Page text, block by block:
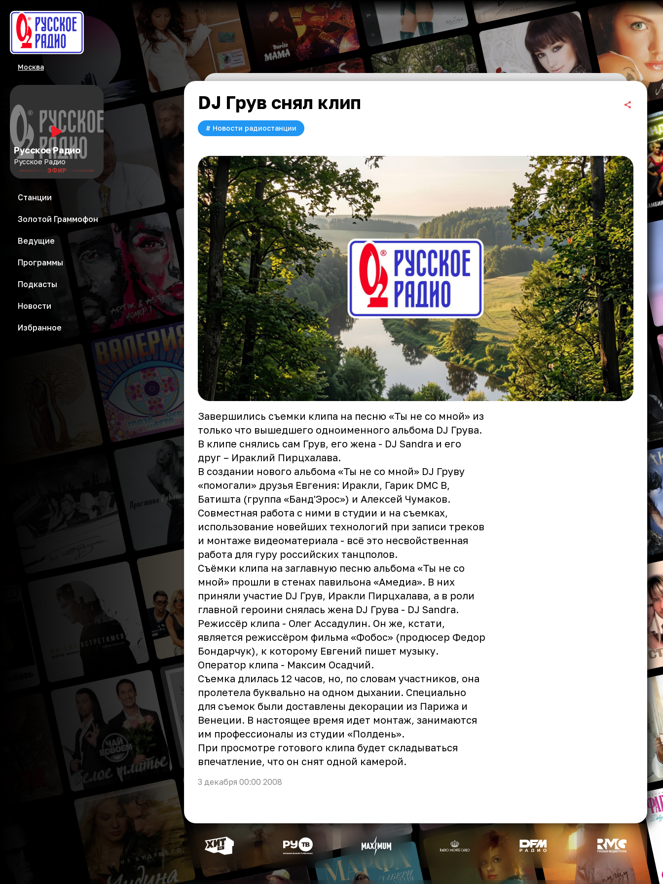
Москва
Русское Радио
Русское Радио
ЭФИР
Станции
Золотой Граммофон
Ведущие
Программы
Подкасты
Новости
Избранное
DJ Грув снял клип
# Новости радиостанции
Завершились съемки клипа на песню «Ты не со мной» из
только что вышедшего одноименного альбома DJ Грува.
В клипе снялись сам Грув, его жена - DJ Sandra и его
друг – Ираклий Пирцхалава.
В создании нового альбома «Ты не со мной» DJ Груву
«помогали» друзья Евгения: Иракли, Гарик DMC B,
Батишта (группа «Банд'Эрос») и Алексей Чумаков.
Совместная работа с ними в студии и на съемках,
использование новейших технологий при записи треков
и монтаже видеоматериала - всё это несвойственная
работа для гуру российских танцполов.
Съёмки клипа на заглавную песню альбома «Ты не со
мной» прошли в стенах павильона «Амедиа». В них
приняли участие DJ Грув, Иракли Пирцхалава, а в роли
главной героини снялась жена DJ Грува - DJ Sandra.
Режиссёр клипа - Олег Ассадулин. Он же, кстати,
является режиссёром фильма «Фобос» (продюсер Федор
Бондарчук), к которому Евгений пишет музыку.
Оператор клипа - Максим Осадчий.
Съемка длилась 12 часов, но, по словам участников, она
пролетела буквально на одном дыхании. Специально
для съемок были доставлены декорации из Парижа и
Венеции. В настоящее время идет монтаж, занимаются
им профессионалы из студии «Полдень».
При просмотре готового клипа будет складываться
впечатление, что он снят одной камерой.
3 декабря 00:00 2008